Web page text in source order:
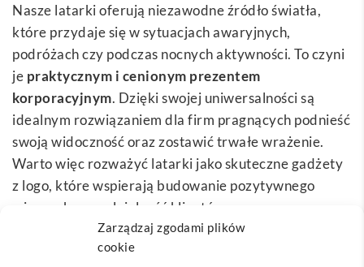
Zarządzaj zgodami plików
cookie
Nasze latarki oferują niezawodne źródło światła,
które przydaje się w sytuacjach awaryjnych,
podróżach czy podczas nocnych aktywności. To czyni
je praktycznym i cenionym prezentem
korporacyjnym. Dzięki swojej uniwersalności są
idealnym rozwiązaniem dla firm pragnących podnieść
swoją widoczność oraz zostawić trwałe wrażenie.
Warto więc rozważyć latarki jako skuteczne gadżety
z logo, które wspierają budowanie pozytywnego
wizerunku oraz lojalność klientów.
Korzyści wynikające z wyboru latarek jako